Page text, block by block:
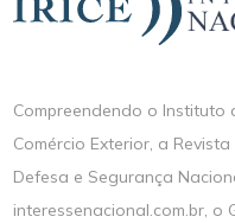
Compreendendo o Instituto
Comércio Exterior, a
Defesa e Segurança
interessenacional.com.br, o